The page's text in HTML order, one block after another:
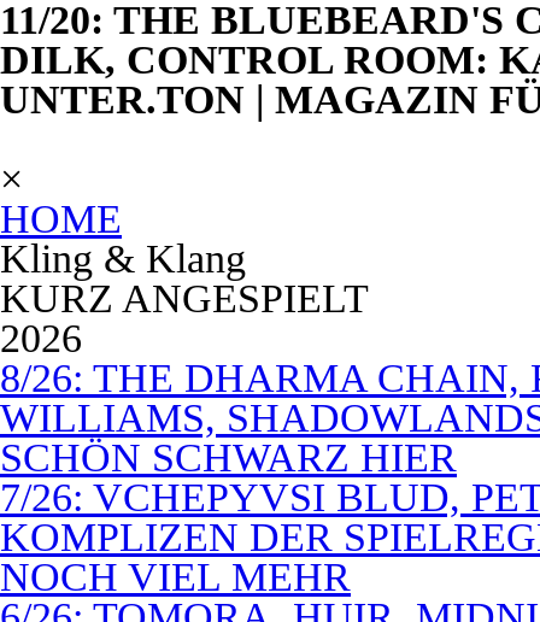
11/20: THE BLUEBEARD'S
DILK, CONTROL ROOM:
UNTER.TON | MAGAZIN
×
HOME
Kling & Klang
KURZ ANGESPIELT
2026
8/26: THE DHARMA CHAIN,
WILLIAMS,
SCHÖN SCHWARZ HIER
7/26: VCHEPYVSI BLUD,
KOMPLIZEN DER
NOCH VIEL MEHR